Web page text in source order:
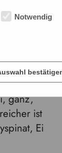
Ei
nicht
ganz,
ist
Ei
Notwendig